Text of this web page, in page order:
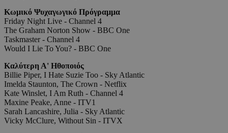
Κωμικό Ψυχαγωγικό Πρόγραμμα
Friday Night Live - Channel 4
The Graham Norton Show - BBC One
Taskmaster - Channel 4
Would I Lie To You? - BBC One
Καλύτερη Α' Ηθοποιός
Billie Piper, I Hate Suzie Too - Sky Atlantic
Imelda Staunton, The Crown - Netflix
Kate Winslet, I Am Ruth - Channel 4
Maxine Peake, Anne - ITV1
Sarah Lancashire, Julia - Sky Atlantic
Vicky McClure, Without Sin - ITVX